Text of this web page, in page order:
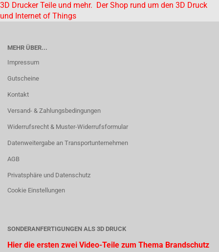
3D Drucker Teile und mehr. Der Shop rund um den 3D Druck
und Internet of Things
MEHR ÜBER...
Impressum
Gutscheine
Kontakt
Versand- & Zahlungsbedingungen
Widerrufsrecht & Muster-Widerrufsformular
Datenweitergabe an Transportunternehmen
AGB
Privatsphäre und Datenschutz
Cookie Einstellungen
SONDERANFERTIGUNGEN ALS 3D DRUCK
Hier die ersten zwei Video-Teile zum Thema Brandschutz